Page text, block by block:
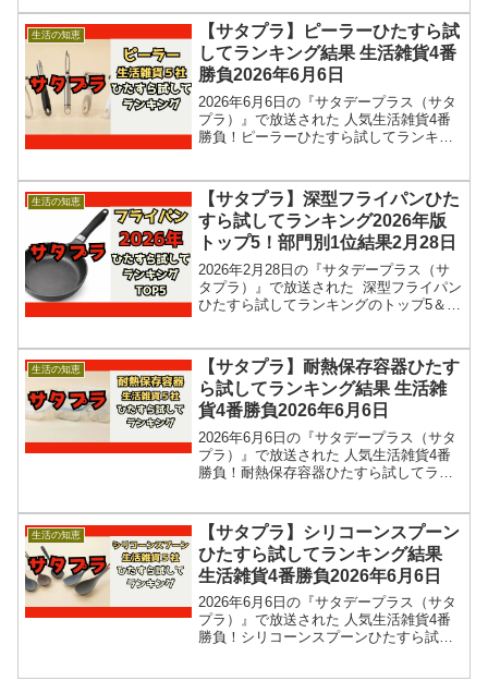
た最新情報をもとに、コンビニ、スーパ
ーなどで買...
生活の知恵
【サタプラ】ピーラーひたすら試
してランキング結果 生活雑貨4番
勝負2026年6月6日
2026年6月6日の『サタデープラス（サタ
プラ）』で放送された 人気生活雑貨4番
勝負！ピーラーひたすら試してランキン
とに、人気生活雑貨５社の生活雑貨四番
勝負の調査結果を...
生活の知恵
【サタプラ】深型フライパンひた
すら試してランキング2026年版
トップ5！部門別1位結果2月28日
2026年2月28日の『サタデープラス（サ
タプラ）』で放送された 深型フライパン
ひたすら試してランキングのトップ5＆部
をもとに、量販店、通販などで買える 12
種類の...
生活の知恵
【サタプラ】耐熱保存容器ひたす
ら試してランキング結果 生活雑
貨4番勝負2026年6月6日
2026年6月6日の『サタデープラス（サタ
プラ）』で放送された 人気生活雑貨4番
勝負！耐熱保存容器ひたすら試してラン
をもとに、人気生活雑貨５社の生活雑貨
四番勝負の調査結...
生活の知恵
【サタプラ】シリコーンスプーン
ひたすら試してランキング結果
生活雑貨4番勝負2026年6月6日
2026年6月6日の『サタデープラス（サタ
プラ）』で放送された 人気生活雑貨4番
勝負！シリコーンスプーンひたすら試し